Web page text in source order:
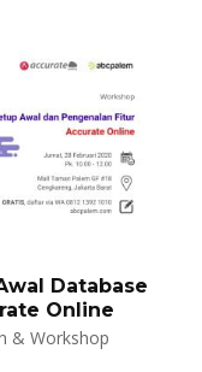
Database
Online
& Workshop